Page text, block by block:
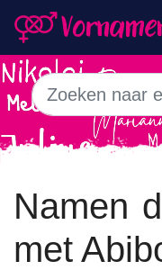
Namen
met